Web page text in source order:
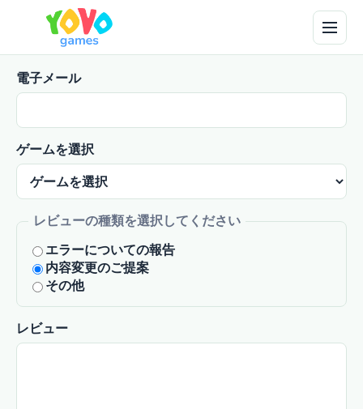
電子メール
ゲームを選択
レビューの種類を選択してください
エラーについての報告
内容変更のご提案
その他
レビュー